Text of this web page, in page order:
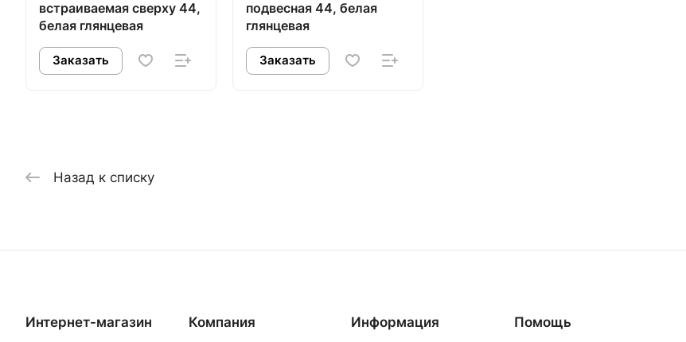
встраиваемая сверху 44,
белая глянцевая
Заказать
подвесная 44, белая
глянцевая
Заказать
Назад к списку
Интернет-магазин Компания Информация Помощь